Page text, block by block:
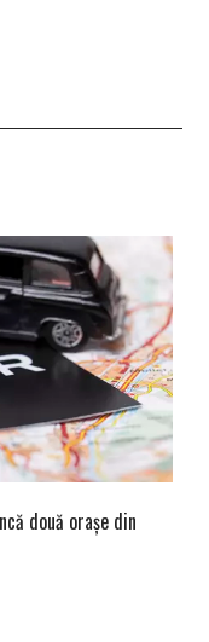
două orașe din